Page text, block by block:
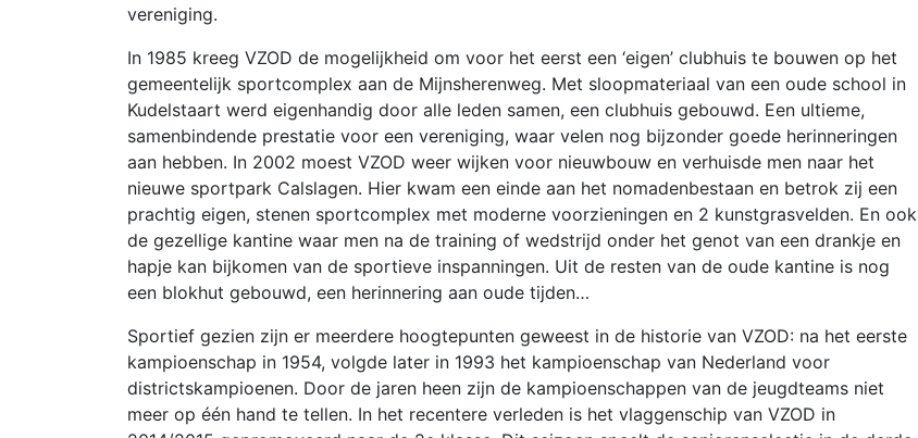
vereniging.
In 1985 kreeg VZOD de mogelijkheid om voor het eerst een ‘eigen’ clubhuis te bouwen op het
gemeentelijk sportcomplex aan de Mijnsherenweg. Met sloopmateriaal van een oude school in
Kudelstaart werd eigenhandig door alle leden samen, een clubhuis gebouwd. Een ultieme,
samenbindende prestatie voor een vereniging, waar velen nog bijzonder goede herinneringen
aan hebben. In 2002 moest VZOD weer wijken voor nieuwbouw en verhuisde men naar het
nieuwe sportpark Calslagen. Hier kwam een einde aan het nomadenbestaan en betrok zij een
prachtig eigen, stenen sportcomplex met moderne voorzieningen en 2 kunstgrasvelden. En ook
de gezellige kantine waar men na de training of wedstrijd onder het genot van een drankje en
hapje kan bijkomen van de sportieve inspanningen. Uit de resten van de oude kantine is nog
een blokhut gebouwd, een herinnering aan oude tijden…
Sportief gezien zijn er meerdere hoogtepunten geweest in de historie van VZOD: na het eerste
kampioenschap in 1954, volgde later in 1993 het kampioenschap van Nederland voor
districtskampioenen. Door de jaren heen zijn de kampioenschappen van de jeugdteams niet
meer op één hand te tellen. In het recentere verleden is het vlaggenschip van VZOD in